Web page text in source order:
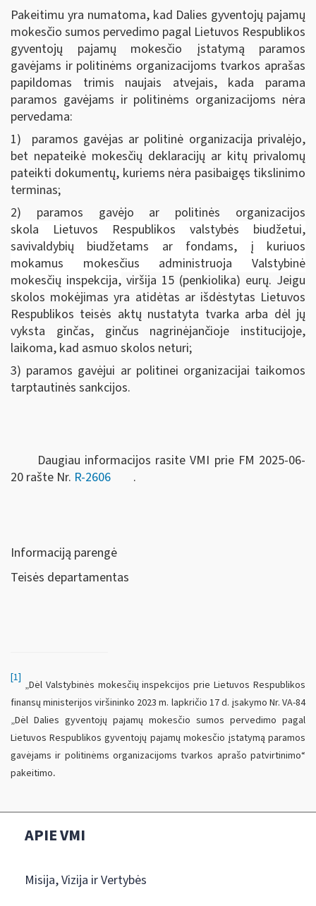
Pakeitimu yra numatoma, kad Dalies gyventojų pajamų
mokesčio sumos pervedimo pagal Lietuvos Respublikos
gyventojų pajamų mokesčio įstatymą paramos
gavėjams ir politinėms organizacijoms tvarkos aprašas
papildomas trimis naujais atvejais, kada parama
paramos gavėjams ir politinėms organizacijoms nėra
pervedama:
1) paramos gavėjas ar politinė organizacija privalėjo,
bet nepateikė mokesčių deklaracijų ar kitų privalomų
pateikti dokumentų, kuriems nėra pasibaigęs tikslinimo
terminas;
2) paramos gavėjo ar politinės organizacijos
skola Lietuvos Respublikos valstybės biudžetui,
savivaldybių biudžetams ar fondams, į kuriuos
mokamus mokesčius administruoja Valstybinė
mokesčių inspekcija, viršija 15 (penkiolika) eurų. Jeigu
skolos mokėjimas yra atidėtas ar išdėstytas Lietuvos
Respublikos teisės aktų nustatyta tvarka arba dėl jų
vyksta ginčas, ginčus nagrinėjančioje institucijoje,
laikoma, kad asmuo skolos neturi;
3) paramos gavėjui ar politinei organizacijai taikomos
tarptautinės sankcijos.
Daugiau informacijos rasite VMI prie FM 2025-06-
20 rašte Nr. R-2606 .
Informaciją parengė
Teisės departamentas
[1]
„Dėl Valstybinės mokesčių inspekcijos prie Lietuvos Respublikos
finansų ministerijos viršininko 2023 m. lapkričio 17 d. įsakymo Nr. VA-84
„Dėl Dalies gyventojų pajamų mokesčio sumos pervedimo pagal
Lietuvos Respublikos gyventojų pajamų mokesčio įstatymą paramos
gavėjams ir politinėms organizacijoms tvarkos aprašo patvirtinimo“
pakeitimo.
APIE VMI
Misija, Vizija ir Vertybės